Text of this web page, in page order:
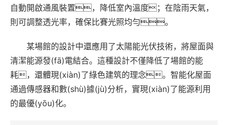
自動開啟通風裝置，降低室內溫度；在陰雨天氣，
則可調整透光率，確保比賽光照均勻。
某場館的設計中還應用了太陽能光伏技術，將屋面與
清潔能源發(fā)電結合。這種設計不僅降低了場館的能
耗，還體現(xiàn)了綠色建筑的理念。智能化屋面
通過傳感器和數(shù)據(jù)分析，實現(xiàn)了能源利用
的最優(yōu)化。